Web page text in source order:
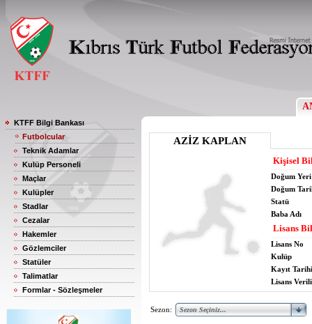
KTFF Bilgi Bankası
Futbolcular
Teknik Adamlar
Kulüp Personeli
Maçlar
Kulüpler
Stadlar
Cezalar
Hakemler
Gözlemciler
Statüler
Talimatlar
Formlar - Sözleşmeler
AZİZ KAPLAN
Kişisel
Doğum Yeri
Doğum
Statü
Baba Adı
Lisans
Lisans No
Kulüp
Kayıt Tarihi
Lisans
Sezon: